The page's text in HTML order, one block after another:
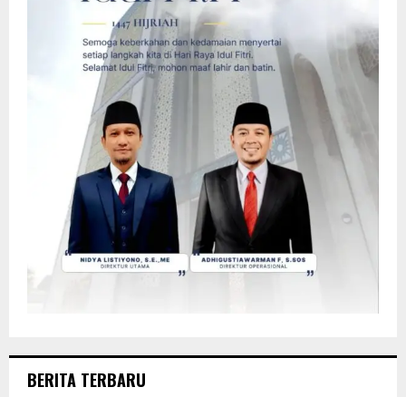
BERITA TERBARU